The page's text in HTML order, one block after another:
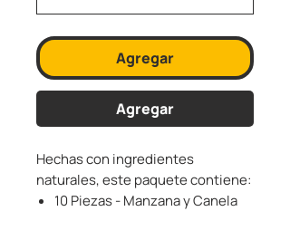
Agregar
Agregar
Hechas con ingredientes
naturales, este paquete contiene:
10 Piezas - Manzana y Canela